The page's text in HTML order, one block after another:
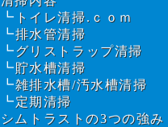
トイレ清掃.ｃｏｍ
排水管清掃
グリストラップ清掃
貯水槽清掃
雑排水槽/汚水槽清掃
定期清掃
シムトラストの3つの強み